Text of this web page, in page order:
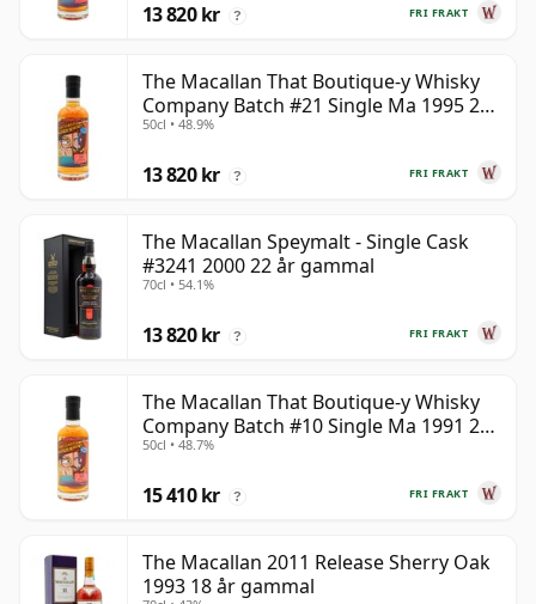
FRI FRAKT
13 820 kr ?
The Macallan That Boutique-y Whisky
Company Batch #21 Single Ma 1995 24
år gammal
50cl • 48.9%
FRI FRAKT
13 820 kr ?
The Macallan Speymalt - Single Cask
#3241 2000 22 år gammal
70cl • 54.1%
FRI FRAKT
13 820 kr ?
The Macallan That Boutique-y Whisky
Company Batch #10 Single Ma 1991 26
år gammal
50cl • 48.7%
FRI FRAKT
15 410 kr ?
The Macallan 2011 Release Sherry Oak
1993 18 år gammal